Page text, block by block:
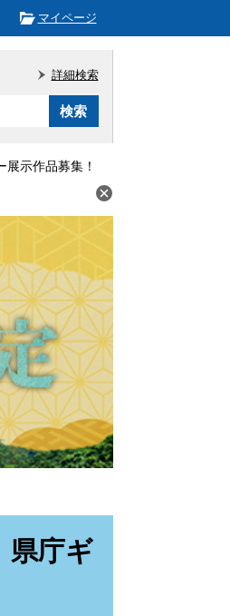
マイページ
詳細検索
示作品募集！
県庁ギ